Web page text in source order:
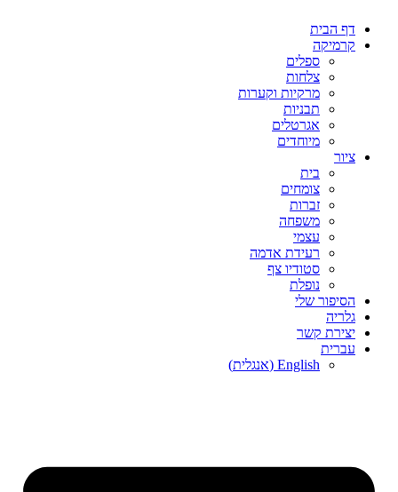
לתוכן
דף הבית
קרמיקה
ספלים
צלחות
מרקיות וקערות
תבניות
אגרטלים
מיוחדים
ציור
בית
צומחים
זברות
משפחה
עצמי
רעידת אדמה
סטודיו צף
נופלת
הסיפור שלי
גלריה
יצירת קשר
עברית
English
(אנגלית)